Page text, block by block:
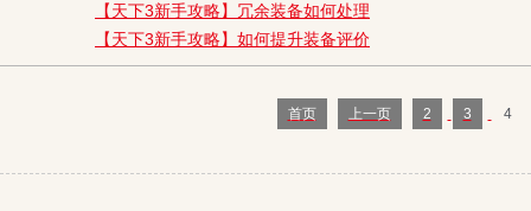
【天下3新手攻略】冗余装备如何处理
【天下3新手攻略】如何提升装备评价
首页 上一页 2 3 4